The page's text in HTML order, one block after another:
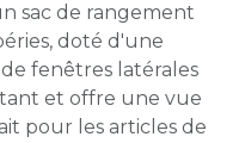
sac de rangement
doté d'une
fenêtres latérales
et offre une vue
pour les articles de